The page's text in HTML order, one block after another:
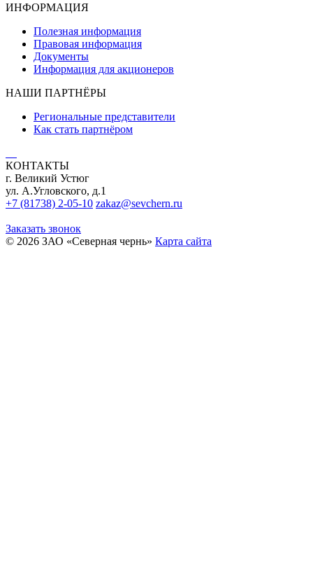
ИНФОРМАЦИЯ
Полезная информация
Правовая информация
Документы
Информация для акционеров
НАШИ ПАРТНЁРЫ
Региональные представители
Как стать партнёром
КОНТАКТЫ
г. Великий Устюг
ул. А.Угловского, д.1
+7 (81738) 2-05-10 zakaz@sevchern.ru
Заказать звонок
© 2026 ЗАО «Северная чернь» Карта сайта